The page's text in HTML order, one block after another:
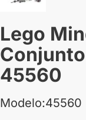
Lego
45560
Modelo:45560